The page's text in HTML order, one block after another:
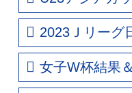
2023Ｊリーグ
女子W杯結果